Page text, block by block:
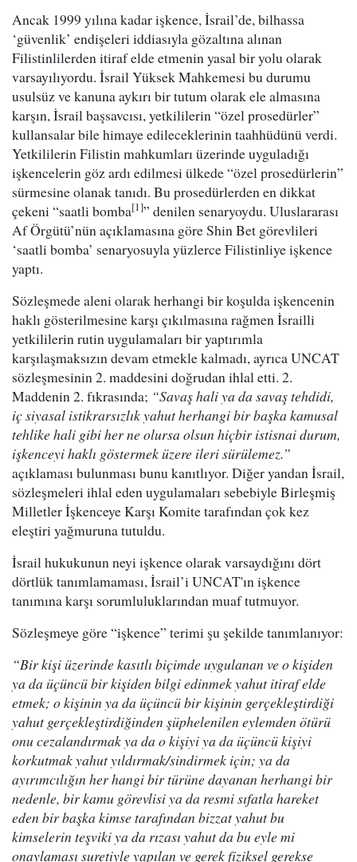
Ancak 1999 yılına kadar işkence, İsrail’de, bilhassa
‘güvenlik’ endişeleri iddiasıyla gözaltına alınan
Filistinlilerden itiraf elde etmenin yasal bir yolu olarak
varsayılıyordu. İsrail Yüksek Mahkemesi bu durumu
usulsüz ve kanuna aykırı bir tutum olarak ele almasına
karşın, İsrail başsavcısı, yetkililerin “özel prosedürler”
kullansalar bile himaye edileceklerinin taahhüdünü verdi.
Yetkililerin Filistin mahkumları üzerinde uyguladığı
işkencelerin göz ardı edilmesi ülkede “özel prosedürlerin”
sürmesine olanak tanıdı. Bu prosedürlerden en dikkat
çekeni “saatli bomba[1]” denilen senaryoydu. Uluslararası
Af Örgütü’nün açıklamasına göre Shin Bet görevlileri
‘saatli bomba’ senaryosuyla yüzlerce Filistinliye işkence
yaptı.
Sözleşmede aleni olarak herhangi bir koşulda işkencenin
haklı gösterilmesine karşı çıkılmasına rağmen İsrailli
yetkililerin rutin uygulamaları bir yaptırımla
karşılaşmaksızın devam etmekle kalmadı, ayrıca UNCAT
sözleşmesinin 2. maddesini doğrudan ihlal etti. 2.
Maddenin 2. fıkrasında; “Savaş hali ya da savaş tehdidi,
iç siyasal istikrarsızlık yahut herhangi bir başka kamusal
tehlike hali gibi her ne olursa olsun hiçbir istisnai durum,
işkenceyi haklı göstermek üzere ileri sürülemez.”
açıklaması bulunması bunu kanıtlıyor. Diğer yandan İsrail,
sözleşmeleri ihlal eden uygulamaları sebebiyle Birleşmiş
Milletler İşkenceye Karşı Komite tarafından çok kez
eleştiri yağmuruna tutuldu.
İsrail hukukunun neyi işkence olarak varsaydığını dört
dörtlük tanımlamaması, İsrail’i UNCAT'ın işkence
tanımına karşı sorumluluklarından muaf tutmuyor.
Sözleşmeye göre “işkence” terimi şu şekilde tanımlanıyor:
“Bir kişi üzerinde kasıtlı biçimde uygulanan ve o kişiden
ya da üçüncü bir kişiden bilgi edinmek yahut itiraf elde
etmek; o kişinin ya da üçüncü bir kişinin gerçekleştirdiği
yahut gerçekleştirdiğinden şüphelenilen eylemden ötürü
onu cezalandırmak ya da o kişiyi ya da üçüncü kişiyi
korkutmak yahut yıldırmak/sindirmek için; ya da
ayırımcılığın her hangi bir türüne dayanan herhangi bir
nedenle, bir kamu görevlisi ya da resmi sıfatla hareket
eden bir başka kimse tarafından bizzat yahut bu
kimselerin teşviki ya da rızası yahut da bu eyle mi
onaylaması suretiyle yapılan ve gerek fiziksel gerekse